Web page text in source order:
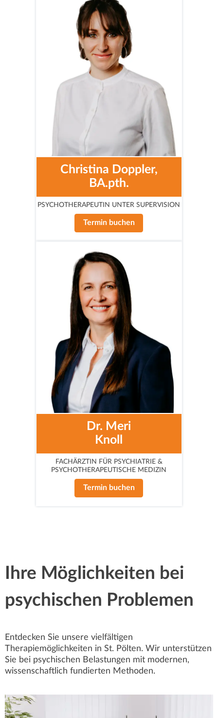
Christina Doppler,
BA.pth.
PSYCHOTHERAPEUTIN UNTER SUPERVISION
Termin buchen
Dr. Meri
Knoll
FACHÄRZTIN FÜR PSYCHIATRIE &
PSYCHOTHERAPEUTISCHE MEDIZIN
Termin buchen
Ihre Möglichkeiten bei
psychischen Problemen
Entdecken Sie unsere vielfältigen
Therapiemöglichkeiten in St. Pölten. Wir unterstützen
Sie bei psychischen Belastungen mit modernen,
wissenschaftlich fundierten Methoden.